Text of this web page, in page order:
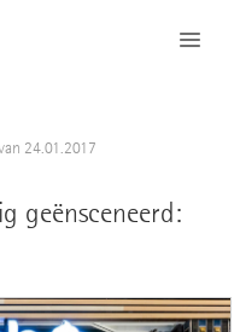
24.01.2017
geënsceneerd: